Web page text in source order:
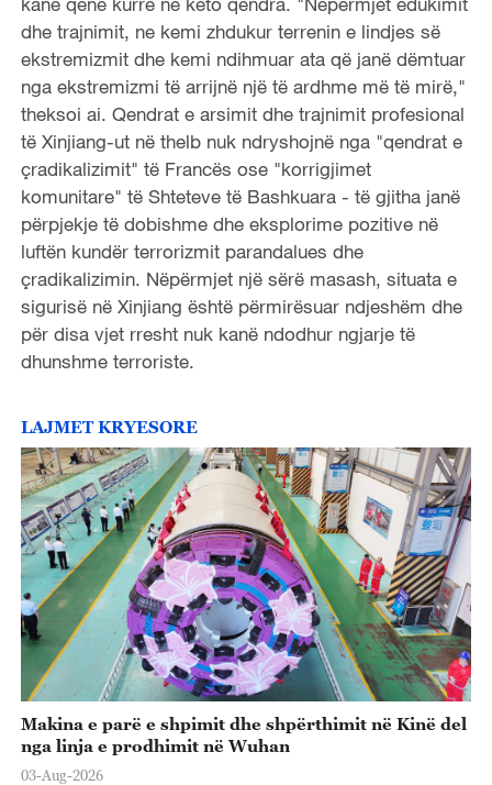
dhe trajnimit, ne kemi zhdukur terrenin e lindjes së
ekstremizmit dhe kemi ndihmuar ata që janë dëmtuar
nga ekstremizmi të arrijnë një të ardhme më të mirë,"
theksoi ai. Qendrat e arsimit dhe trajnimit profesional
të Xinjiang-ut në thelb nuk ndryshojnë nga "qendrat e
çradikalizimit" të Francës ose "korrigjimet
komunitare" të Shteteve të Bashkuara - të gjitha janë
përpjekje të dobishme dhe eksplorime pozitive në
luftën kundër terrorizmit parandalues ​​dhe
çradikalizimin. Nëpërmjet një sërë masash, situata e
sigurisë në Xinjiang është përmirësuar ndjeshëm dhe
për disa vjet rresht nuk kanë ndodhur ngjarje të
dhunshme terroriste.
LAJMET KRYESORE
Makina e parë e shpimit dhe shpërthimit në Kinë del
nga linja e prodhimit në Wuhan
03-Aug-2026